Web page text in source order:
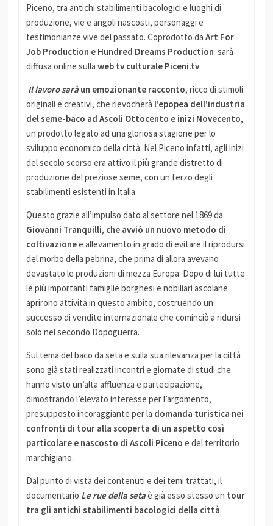
Piceno, tra antichi stabilimenti bacologici e luoghi di
produzione, vie e angoli nascosti, personaggi e
testimonianze vive del passato. Coprodotto da Art For
Job Production e Hundred Dreams Production sarà
diffusa online sulla web tv culturale Piceni.tv.
Il lavoro sarà un emozionante racconto, ricco di stimoli
originali e creativi, che rievocherà l’epopea dell’industria
del seme-baco ad Ascoli Ottocento e inizi Novecento,
un prodotto legato ad una gloriosa stagione per lo
sviluppo economico della città. Nel Piceno infatti, agli inizi
del secolo scorso era attivo il più grande distretto di
produzione del preziose seme, con un terzo degli
stabilimenti esistenti in Italia.
Questo grazie all’impulso dato al settore nel 1869 da
Giovanni Tranquilli, che avviò un nuovo metodo di
coltivazionee allevamento in grado di evitare il riprodursi
del morbo della pebrina, che prima di allora avevano
devastato le produzioni di mezza Europa. Dopo di lui tutte
le più importanti famiglie borghesi e nobiliari ascolane
aprirono attività in questo ambito, costruendo un
successo di vendite internazionale che cominciò a ridursi
solo nel secondo Dopoguerra.
Sul tema del baco da seta e sulla sua rilevanza per la città
sono già stati realizzati incontri e giornate di studi che
hanno visto un’alta affluenza e partecipazione,
dimostrando l’elevato interesse per l’argomento,
presupposto incoraggiante per la domanda turistica nei
confronti di tour alla scoperta di un aspetto così
particolare e nascosto di Ascoli Piceno e del territorio
marchigiano.
Dal punto di vista dei contenuti e dei temi trattati, il
documentario Le rue della setaè già esso stesso un tour
tra gli antichi stabilimenti bacologici della città.